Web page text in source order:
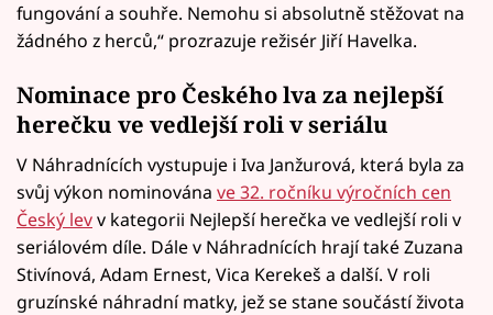
fungování a souhře. Nemohu si absolutně stěžovat na
žádného z herců,“ prozrazuje režisér Jiří Havelka.
Nominace pro Českého lva za nejlepší
herečku ve vedlejší roli v seriálu
V Náhradnících vystupuje i Iva Janžurová, která byla za
svůj výkon nominována ve 32. ročníku výročních cen
Český levv kategorii Nejlepší herečka ve vedlejší roli v
seriálovém díle. Dále v Náhradnících hrají také Zuzana
Stivínová, Adam Ernest, Vica Kerekeš a další. V roli
gruzínské náhradní matky, jež se stane součástí života